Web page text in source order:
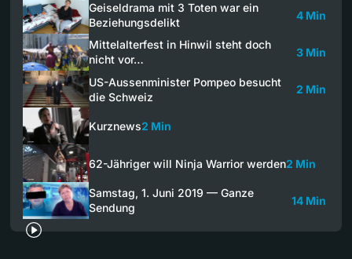
Geiseldrama mit 3 Toten war ein
Beziehungsdelikt
4 Min
Mittelalterfest in Hinwil steht doch
nicht vor…
3 Min
US-Aussenminister Pompeo besucht
die Schweiz
2 Min
Kurznews2 Min
62-Jähriger will Ninja Warrior werden2 Min
Samstag, 1. Juni 2019 — Ganze
Sendung
14 Min